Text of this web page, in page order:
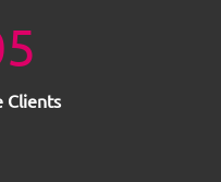
Clients